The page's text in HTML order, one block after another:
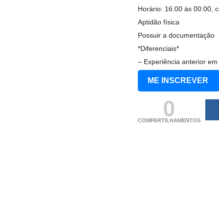
Horário: 16:00 às 00:00,
Aptidão física
Possuir a documentação
*Diferenciais*
– Experiência anterior
ME INSCREVER
0
COMPARTILHAMENTOS